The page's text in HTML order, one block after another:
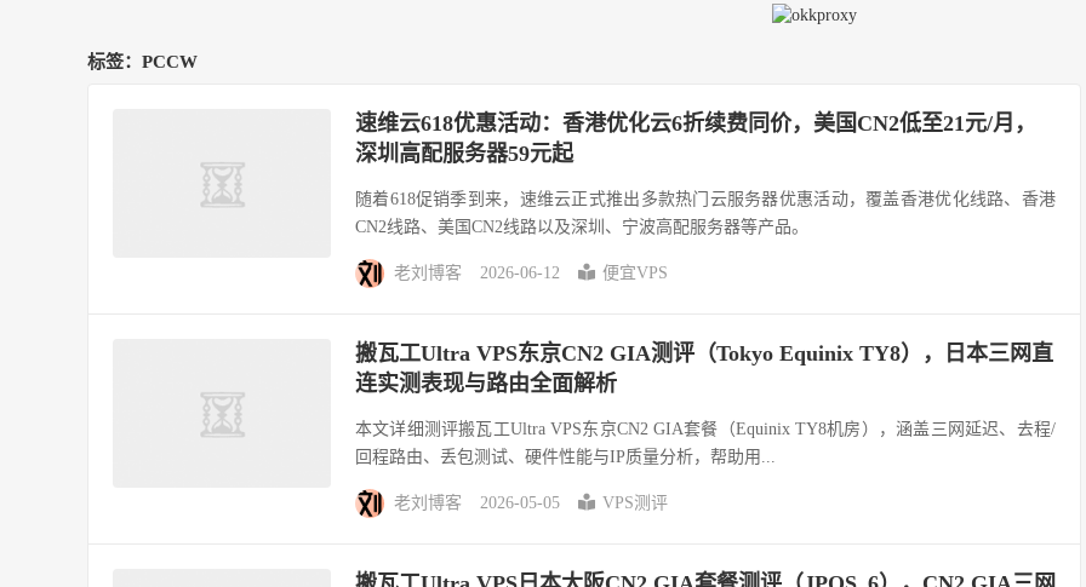
标签：PCCW
速维云618优惠活动：香港优化云6折续费同价，美国CN2低至21元/月，
深圳高配服务器59元起
随着618促销季到来，速维云正式推出多款热门云服务器优惠活动，覆盖香港优化线路、香港
CN2线路、美国CN2线路以及深圳、宁波高配服务器等产品。
老刘博客 2026-06-12 便宜VPS
搬瓦工Ultra VPS东京CN2 GIA测评（Tokyo Equinix TY8），日本三网直
连实测表现与路由全面解析
本文详细测评搬瓦工Ultra VPS东京CN2 GIA套餐（Equinix TY8机房），涵盖三网延迟、去程/
回程路由、丢包测试、硬件性能与IP质量分析，帮助用...
老刘博客 2026-05-05 VPS测评